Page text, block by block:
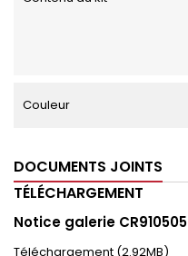
Couleur
DOCUMENTS JOINTS
TÉLÉCHARGEMENT
Notice galerie CR910505
Téléchargement (2.92MB)